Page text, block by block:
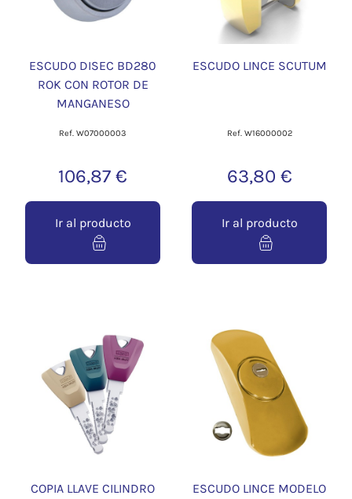
ESCUDO DISEC BD280
ROK CON ROTOR DE
MANGANESO
Ref. W07000003
106,87 €
Ir al producto
ESCUDO LINCE SCUTUM
Ref. W16000002
63,80 €
Ir al producto
COPIA LLAVE CILINDRO
ESCUDO LINCE MODELO